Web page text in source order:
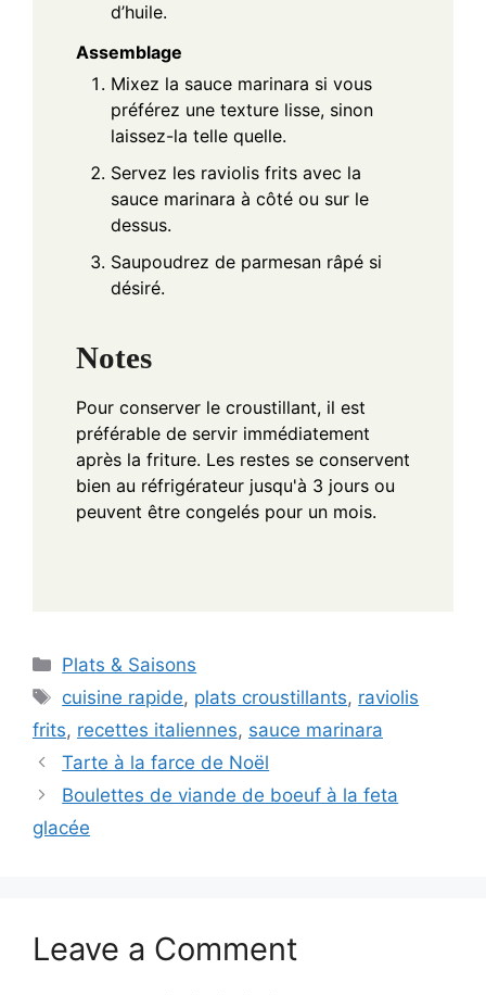
d’huile.
Assemblage
Mixez la sauce marinara si vous
préférez une texture lisse, sinon
laissez-la telle quelle.
Servez les raviolis frits avec la
sauce marinara à côté ou sur le
dessus.
Saupoudrez de parmesan râpé si
désiré.
Notes
Pour conserver le croustillant, il est
préférable de servir immédiatement
après la friture. Les restes se conservent
bien au réfrigérateur jusqu'à 3 jours ou
peuvent être congelés pour un mois.
Categories
Plats & Saisons
Tags
cuisine rapide, plats croustillants, raviolis
frits, recettes italiennes, sauce marinara
Tarte à la farce de Noël
Boulettes de viande de boeuf à la feta
glacée
Leave a Comment